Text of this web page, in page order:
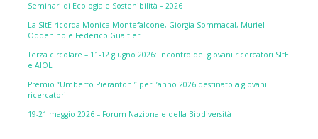
Seminari di Ecologia e Sostenibilità – 2026
La SItE ricorda Monica Montefalcone, Giorgia Sommacal, Muriel
Oddenino e Federico Gualtieri
Terza circolare – 11-12 giugno 2026: incontro dei giovani ricercatori SItE
e AIOL
Premio “Umberto Pierantoni” per l’anno 2026 destinato a giovani
ricercatori
19-21 maggio 2026 – Forum Nazionale della Biodiversità